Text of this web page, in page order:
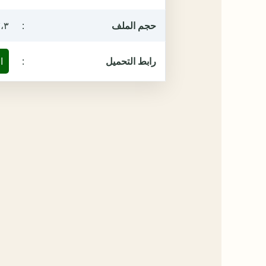
حجم الملف : ١٢،٣
رابط التحميل :